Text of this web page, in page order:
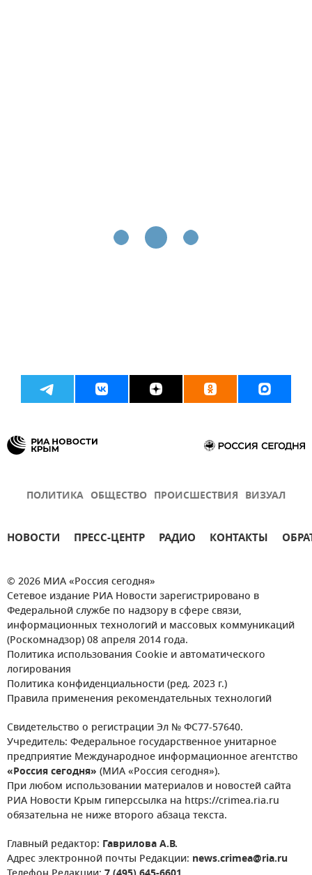
ПОЛИТИКА ОБЩЕСТВО ПРОИСШЕСТВИЯ ВИЗУАЛ
НОВОСТИ ПРЕСС-ЦЕНТР РАДИО КОНТАКТЫ
© 2026 МИА «Россия сегодня»
Сетевое издание РИА Новости зарегистрировано в
Федеральной службе по надзору в сфере связи,
информационных технологий и массовых коммуникаций
(Роскомнадзор) 08 апреля 2014 года.
Политика использования Cookie и автоматического
логирования
Политика конфиденциальности (ред. 2023 г.)
Правила применения рекомендательных технологий
Свидетельство о регистрации Эл № ФС77-57640.
Учредитель: Федеральное государственное унитарное
предприятие Международное информационное агентство
«Россия сегодня» (МИА «Россия сегодня»).
При любом использовании материалов и новостей сайта
РИА Новости Крым гиперссылка на https://crimea.ria.ru
обязательна не ниже второго абзаца текста.
Главный редактор: Гаврилова А.В.
Адрес электронной почты Редакции: news.crimea@ria.ru